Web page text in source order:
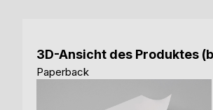
3D-Ansicht des Produktes
Paperback